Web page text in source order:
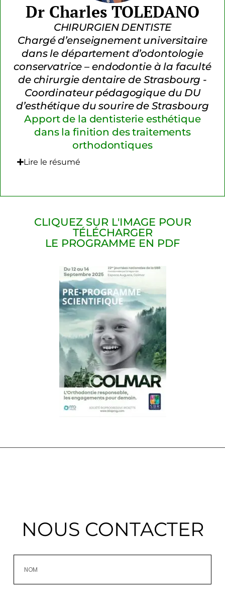
Dr Charles TOLEDANO
CHIRURGIEN DENTISTE
Chargé d’enseignement universitaire
dans le département d’odontologie
conservatrice – endodontie à la faculté
de chirurgie dentaire de Strasbourg -
Coordinateur pédagogique du DU
d’esthétique du sourire de Strasbourg
Apport de la dentisterie esthétique
dans la finition des traitements
orthodontiques
Lire le résumé
CLIQUEZ SUR L'IMAGE POUR
TÉLÉCHARGER
LE PROGRAMME EN PDF
NOUS CONTACTER